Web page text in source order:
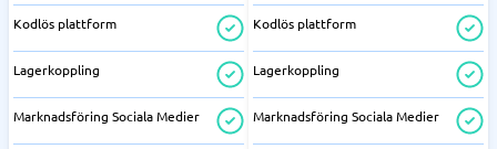
Kodlös plattform
Lagerkoppling
Marknadsföring Sociala Medier
Kodlös plattform
Lagerkoppling
Marknadsföring Sociala Medier